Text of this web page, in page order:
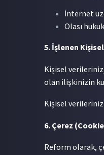
İnternet
Olası
5. İşlenen
Kişisel
olan ilişkinizin
Kişisel
6. Çerez
Reform olarak,